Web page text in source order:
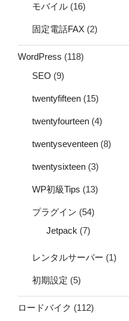
モバイル (16)
固定電話FAX (2)
WordPress (118)
SEO (9)
twentyfifteen (15)
twentyfourteen (4)
twentyseventeen (8)
twentysixteen (3)
WP初級Tips (13)
プラグイン (54)
Jetpack (7)
レンタルサーバー (1)
初期設定 (5)
ロードバイク (112)